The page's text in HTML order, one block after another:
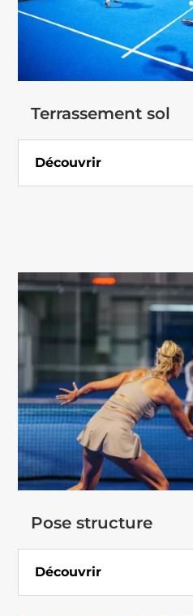
Terrassement sol
Découvrir
Pose structure
Découvrir